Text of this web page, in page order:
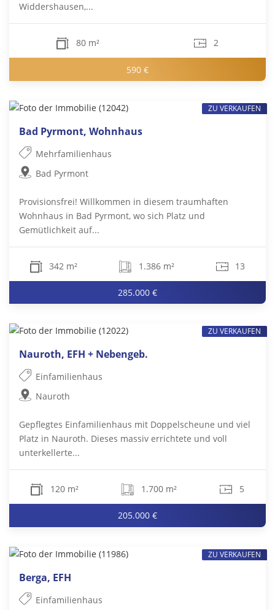
Widdershausen,...
80 m² 2
590 €
Bad Pyrmont, Wohnhaus
Mehrfamilienhaus
Bad Pyrmont
Provisionsfrei! Willkommen in diesem traumhaften
Wohnhaus in Bad Pyrmont, wo sich Platz und
Gemütlichkeit auf...
342 m² 1.386 m² 13
285.000 €
ZU VERKAUFEN
Nauroth, EFH + Nebengeb.
Einfamilienhaus
Nauroth
Gepflegtes Einfamilienhaus mit Doppelscheune und viel
Platz in Nauroth. Dieses massiv errichtete und voll
unterkellerte...
120 m² 1.700 m² 5
205.000 €
ZU VERKAUFEN
Berga, EFH
Einfamilienhaus
ZU VERKAUFEN